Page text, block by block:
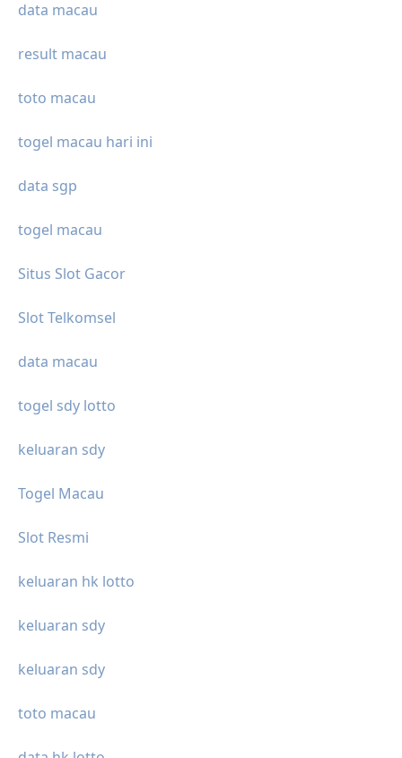
data macau
result macau
toto macau
togel macau hari ini
data sgp
togel macau
Situs Slot Gacor
Slot Telkomsel
data macau
togel sdy lotto
keluaran sdy
Togel Macau
Slot Resmi
keluaran hk lotto
keluaran sdy
keluaran sdy
toto macau